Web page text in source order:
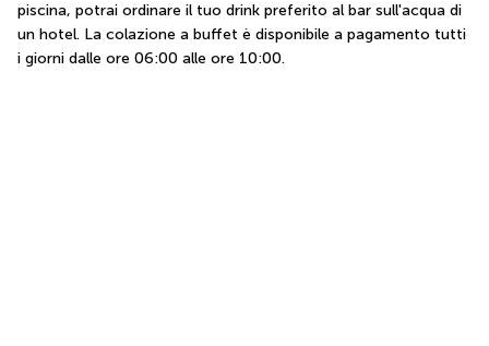
piscina, potrai ordinare il tuo drink preferito al bar sull'acqua di
un hotel. La colazione a buffet è disponibile a pagamento tutti
i giorni dalle ore 06:00 alle ore 10:00.